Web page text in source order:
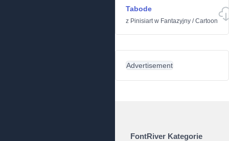
Tabode
z Pinisiartw Fantazyjny /Cartoon
Advertisement
FontRiver Kategorie